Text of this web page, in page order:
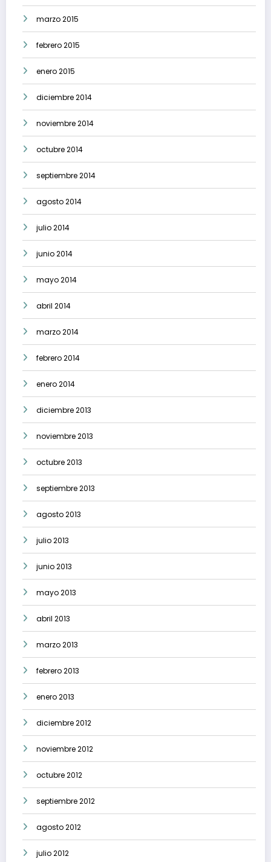
marzo 2015
febrero 2015
enero 2015
diciembre 2014
noviembre 2014
octubre 2014
septiembre 2014
agosto 2014
julio 2014
junio 2014
mayo 2014
abril 2014
marzo 2014
febrero 2014
enero 2014
diciembre 2013
noviembre 2013
octubre 2013
septiembre 2013
agosto 2013
julio 2013
junio 2013
mayo 2013
abril 2013
marzo 2013
febrero 2013
enero 2013
diciembre 2012
noviembre 2012
octubre 2012
septiembre 2012
agosto 2012
julio 2012